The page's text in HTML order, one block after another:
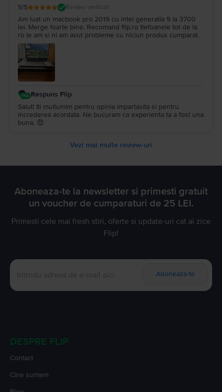
5/5 Review verificat
Am luat un macbook pro 2019 cu intel generatia 9 la 3700
lei. Merge foarte bine. Recomand flip.ro tlefoanele tot de la
ro le am si ni am avut probleme cu niciun produs cumparat.
Raspuns Flip
Salut! Iti multumim pentru opinia impartasita si pentru
increderea acordata. Ne bucuram ca experienta ta a fost una
buna. 😍
Vezi mai multe review-uri
Aboneaza-te la newsletter si primesti gratuit
un voucher de cumparaturi de 25 LEI.
Primesti cele mai fresh stiri, oferte si update-uri cat ai zice
Flip!
Aboneaza-te
DESPRE FLIP
Contact
Cine suntem